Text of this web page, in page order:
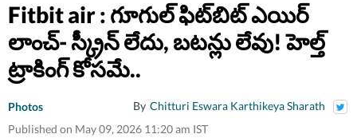
Fitbit air : గూగుల్ ఫిట్‌బిట్ ఎయిర్
లాంచ్- స్క్రీన్ లేదు, బటన్లు లేవు! హెల్త్
ట్రాకింగ్ కోసమే..
Photos By Chitturi Eswara Karthikeya Sharath
Published on May 09, 2026 11:20 am IST